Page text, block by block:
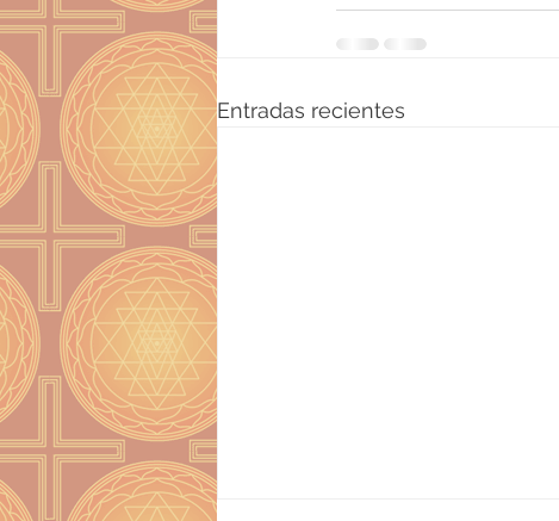
Entradas recientes